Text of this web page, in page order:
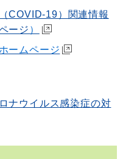
COVID-19）関連情報
ージ ）
ームページ
ナウイルス感染症の対